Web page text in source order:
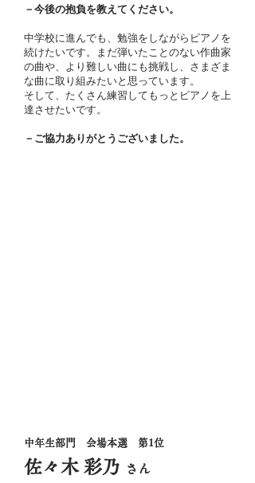
－今後の抱負を教えてください。
中学校に進んでも、勉強をしながらピアノを
続けたいです。まだ弾いたことのない作曲家
の曲や、より難しい曲にも挑戦し、さまざま
な曲に取り組みたいと思っています。
そして、たくさん練習してもっとピアノを上
達させたいです。
－ご協力ありがとうございました。
中年生部門 会場本選 第1位
佐々木 彩乃 さん